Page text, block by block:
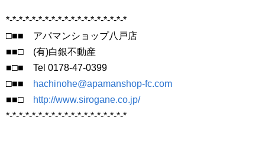
*-*-*-*-*-*-*-*-*-*-*-*-*-*-*-*-*-*-*
□■■ アパマンショップ八戸店
■■□ (有)白銀不動産
■□■ Tel 0178-47-0399
□■■
hachinohe@apamanshop-fc.com
■■□
http://www.sirogane.co.jp/
*-*-*-*-*-*-*-*-*-*-*-*-*-*-*-*-*-*-*